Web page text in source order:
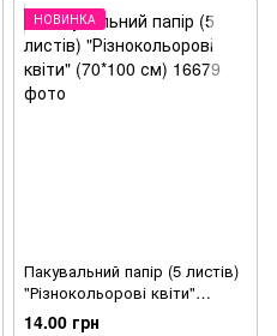
НОВИНКА
Пакувальний папір (5 листів)
"Різнокольорові квіти"
(70*100 см)
14.00 грн